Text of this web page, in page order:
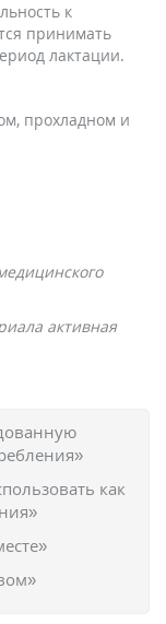
к
принимать
лактации.
прохладном и
активная
как